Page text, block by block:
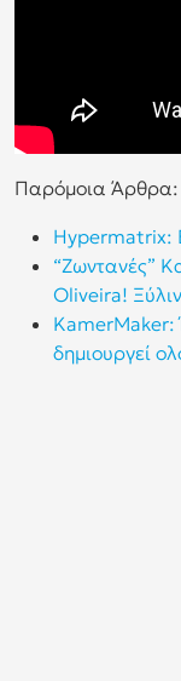
Παρόμοια Άρθρα:
Hypermatrix:
“Ζωντανές”
Oliveira!
KamerMaker:
δημιουργεί